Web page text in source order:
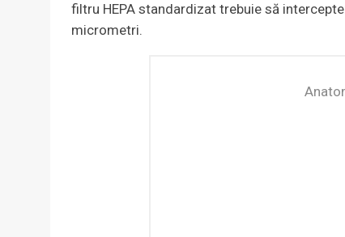
filtru HEPA standardizat trebuie să
micrometri.